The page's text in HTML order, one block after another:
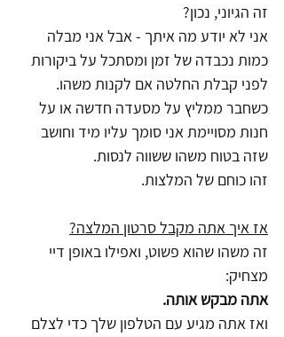
זה הגיוני, נכון?
אני לא יודע מה איתך - אבל אני מבלה
כמות נכבדה של זמן ומסתכל על ביקורות
לפני קבלת החלטה אם לקנות משהו.
כשחבר ממליץ על מסעדה חדשה או על
חנות מסויימת אני סומך עליו מיד וחושב
שזה בטוח משהו ששווה לנסות.
זהו כוחם של המלצות.
אז איך אתה מקבל סרטון המלצה?
זה משהו שהוא פשוט, ואפילו באופן דיי
מצחיק:
אתה מבקש אותה.
ואז אתה מגיע עם הטלפון שלך כדי לצלם